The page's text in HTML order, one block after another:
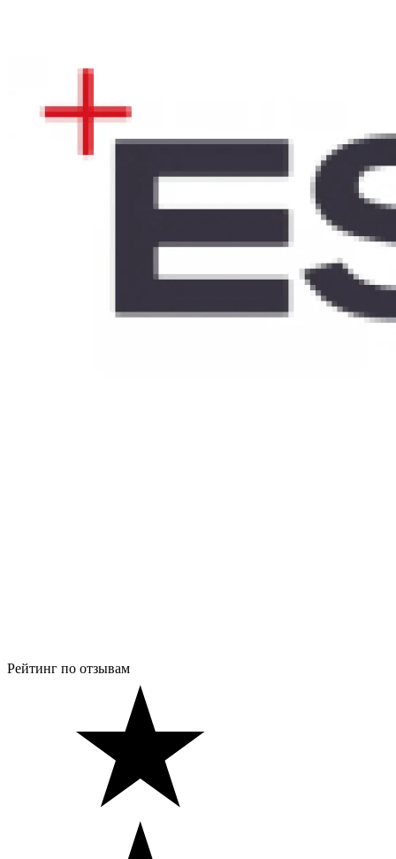
Рейтинг по отзывам